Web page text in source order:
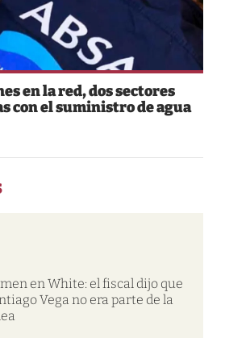
en la red, dos sectores
con el suministro de agua
en White: el fiscal dijo que
Vega no era parte de la